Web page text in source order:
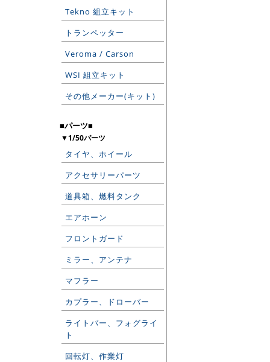
Tekno 組立キット
トランペッター
Veroma / Carson
WSI 組立キット
その他メーカー(キット)
■パーツ■
▼1/50パーツ
タイヤ、ホイール
アクセサリーパーツ
道具箱、燃料タンク
エアホーン
フロントガード
ミラー、アンテナ
マフラー
カプラー、ドローバー
ライトバー、フォグライ
ト
回転灯、作業灯